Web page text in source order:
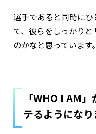
選手であると同時にひ
て、彼らをしっかり
のかなと思っています。
「WHO I AM
テるようになり